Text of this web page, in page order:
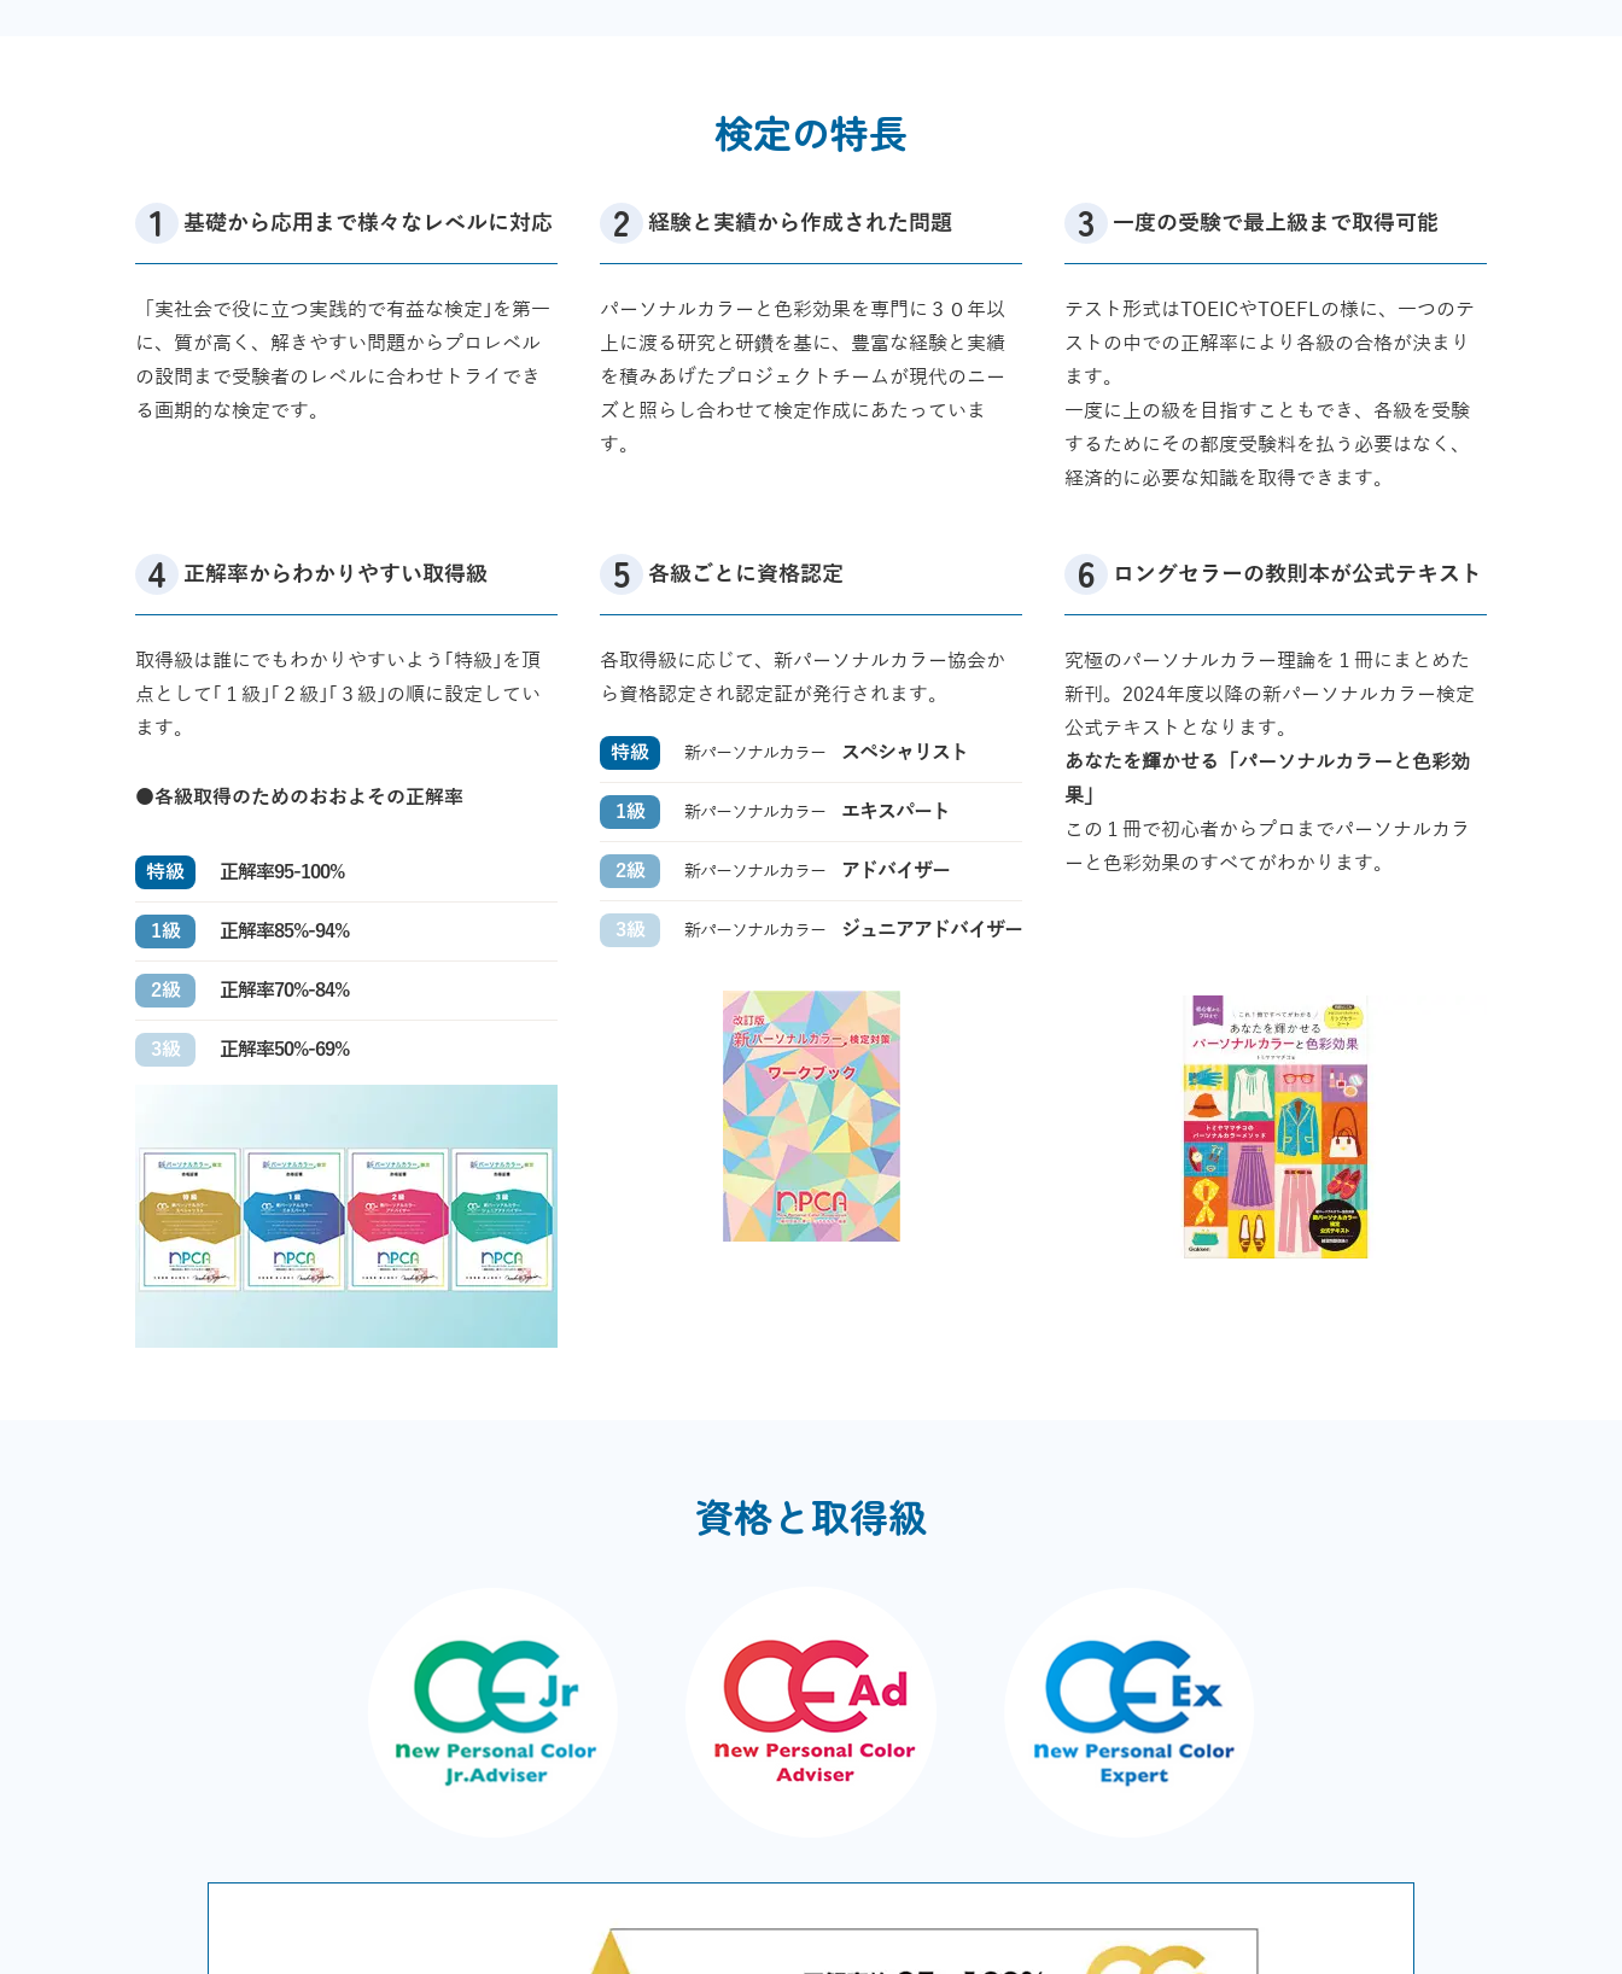
検定の特長
基礎から応用まで様々なレベルに対応
「実社会で役に立つ実践的で有益な検定｣を第一
に、質が高く、解きやすい問題からプロレベル
の設問まで受験者のレベルに合わせトライでき
る画期的な検定です。
経験と実績から作成された問題
パーソナルカラーと色彩効果を専門に３０年以
上に渡る研究と研鑽を基に、豊富な経験と実績
を積みあげたプロジェクトチームが現代のニー
ズと照らし合わせて検定作成にあたっていま
す。
一度の受験で最上級まで取得可能
テスト形式はTOEICやTOEFLの様に、一つのテ
ストの中での正解率により各級の合格が決まり
ます。
一度に上の級を目指すこともでき、各級を受験
するためにその都度受験料を払う必要はなく、
経済的に必要な知識を取得できます。
正解率からわかりやすい取得級
取得級は誰にでもわかりやすいよう｢特級｣を頂
点として｢１級｣｢２級｣｢３級｣の順に設定してい
ます。
●各級取得のためのおおよその正解率
特級 正解率95-100%
1級 正解率85%-94%
2級 正解率70%-84%
3級 正解率50%-69%
各級ごとに資格認定
各取得級に応じて、新パーソナルカラー協会か
ら資格認定され認定証が発行されます。
特級 新パーソナルカラー スペシャリスト
1級 新パーソナルカラー エキスパート
2級 新パーソナルカラー アドバイザー
3級 新パーソナルカラー ジュニアアドバイザー
ロングセラーの教則本が公式テキスト
究極のパーソナルカラー理論を１冊にまとめた
新刊。2024年度以降の新パーソナルカラー検定
公式テキストとなります。
あなたを輝かせる「パーソナルカラーと色彩効
果」
この１冊で初心者からプロまでパーソナルカラ
ーと色彩効果のすべてがわかります。
資格と取得級